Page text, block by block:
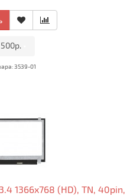
3539-01
1366x768 (HD), TN, 40pin,